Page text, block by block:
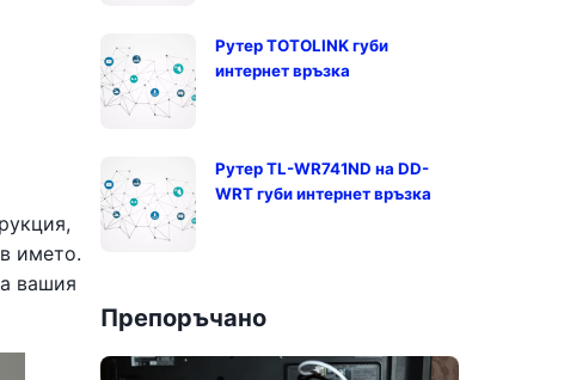
името.
вашия
Рутер TOTOLINK губи
интернет връзка
Рутер TL-WR741ND на DD-
WRT губи интернет връзка
Препоръчано